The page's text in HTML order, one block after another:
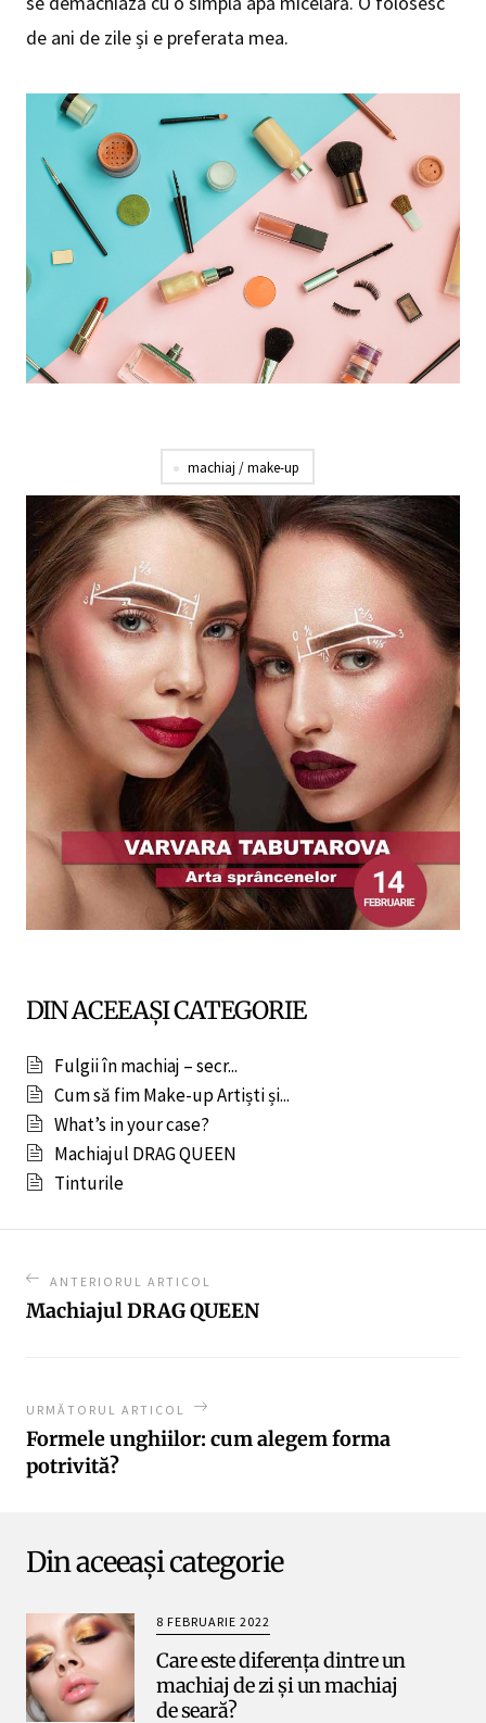
de ani de zile și e preferata mea.
machiaj / make-up
DIN ACEEAȘI CATEGORIE
Fulgii în machiaj – secr...
Cum să fim Make-up Artiști și...
What’s in your case?
Machiajul DRAG QUEEN
Tinturile
ANTERIORUL ARTICOL
Machiajul DRAG QUEEN
URMĂTORUL ARTICOL
Formele unghiilor: cum alegem forma
potrivită?
Din aceeași categorie
8 FEBRUARIE 2022
Care este diferența dintre un
machiaj de zi și un machiaj
de seară?